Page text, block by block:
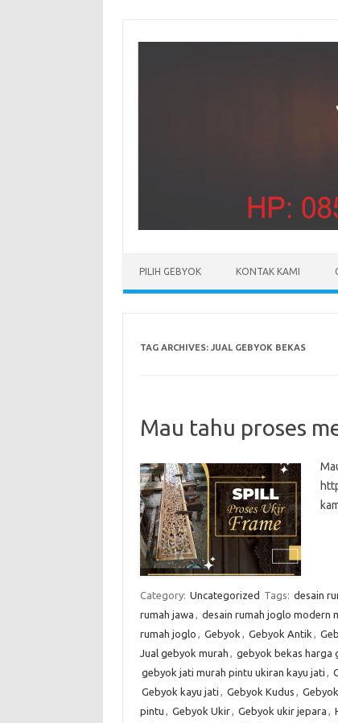
PILIH GEBYOK KONTAK KAMI
TAG ARCHIVES: JUAL GEBYOK BEKAS
Mau tahu proses
Category: Uncategorized Tags: desain
rumah jawa , desain rumah joglo modern
rumah joglo , Gebyok , Gebyok Antik ,
Jual gebyok murah , gebyok bekas harga
gebyok jati murah pintu ukiran kayu jati ,
Gebyok kayu jati , Gebyok Kudus ,
pintu , Gebyok Ukir, Gebyok ukir jepara ,